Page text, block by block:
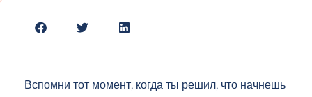
Вспомни тот момент, когда ты решил, что начнешь